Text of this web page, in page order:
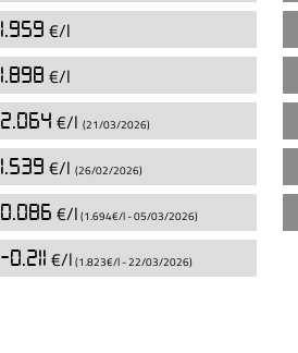
1.959 €/l
1.898 €/l
2.064 €/l (21/03/2026)
1.539 €/l (26/02/2026)
0.086 €/l (1.694€/l -05/03/2026)
-0.211 €/l (1.823€/l -22/03/2026)